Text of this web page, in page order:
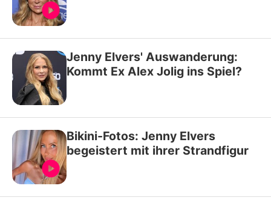
Jenny Elvers' Auswanderung:
Kommt Ex Alex Jolig ins Spiel?
Bikini-Fotos: Jenny Elvers
begeistert mit ihrer Strandfigur